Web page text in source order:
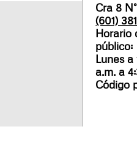
Cra 8
(601)
Horario
público:
Lunes
a.m. a
Código